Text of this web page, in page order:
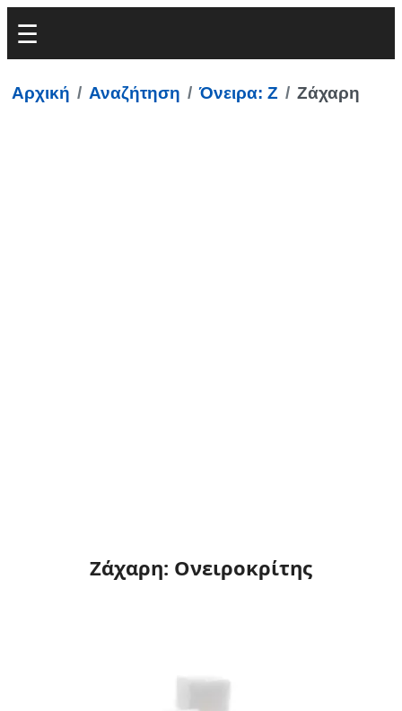
Αρχική Αναζήτηση Όνειρα: Ζ Ζάχαρη
Ζάχαρη: Ονειροκρίτης